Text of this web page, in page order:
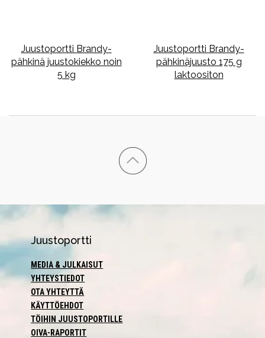
Juustoportti Brandy-
pähkinä juustokiekko noin
5 kg
Juustoportti Brandy-
pähkinäjuusto 175 g
laktoositon
Juustoportti
MEDIA & JULKAISUT
YHTEYSTIEDOT
OTA YHTEYTTÄ
KÄYTTÖEHDOT
TÖIHIN JUUSTOPORTILLE
OIVA-RAPORTIT